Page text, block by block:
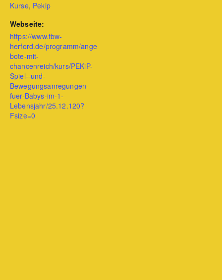
Kurse, Pekip
Webseite:
https://www.fbw-
herford.de/programm/ange
bote-mit-
chancenreich/kurs/PEKiP-
Spiel--und-
Bewegungsanregungen-
fuer-Babys-im-1-
Lebensjahr/25.12.120?
Fsize=0